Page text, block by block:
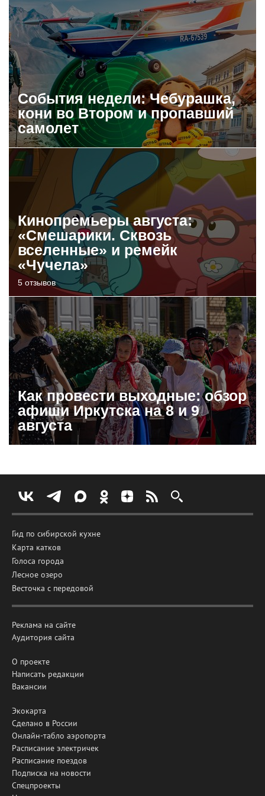
События недели: Чебурашка,
кони во Втором и пропавший
самолет
Кинопремьеры августа:
«Смешарики. Сквозь
вселенные» и ремейк
«Чучела»
5 отзывов
Как провести выходные: обзор
афиши Иркутска на 8 и 9
августа
Гид по сибирской кухне
Карта катков
Голоса города
Лесное озеро
Весточка с передовой
Реклама на сайте
Аудитория сайта
О проекте
Написать редакции
Вакансии
Экокарта
Сделано в России
Онлайн-табло аэропорта
Расписание электричек
Расписание поездов
Подписка на новости
Спецпроекты